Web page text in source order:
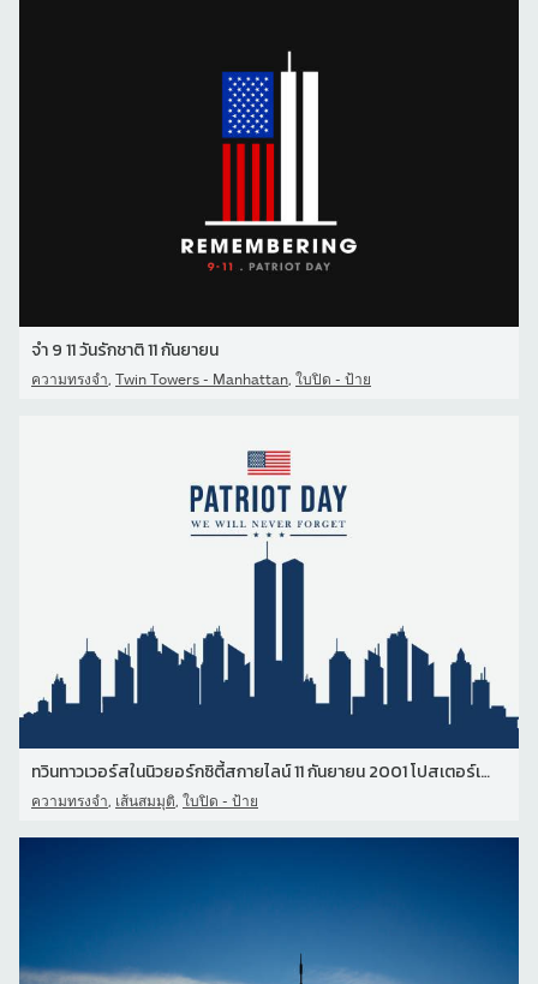
จํา 9 11 วันรักชาติ 11 กันยายน
ความทรงจำ, Twin Towers - Manhattan, ใบปิด - ป้าย
ทวินทาวเวอร์สในนิวยอร์กซิตี้สกายไลน์ 11 กันยายน 2001 โปสเตอร์เวกเต
ความทรงจำ, เส้นสมมุติ, ใบปิด - ป้าย